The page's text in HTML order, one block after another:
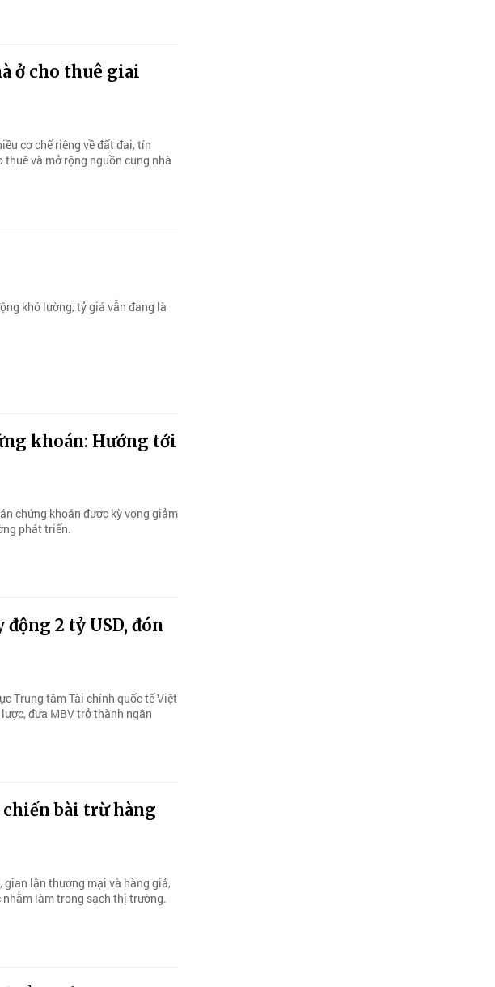
ở cho thuê giai
cơ chế riêng về đất đai, tín
và mở rộng nguồn cung nhà
khó lường, tỷ giá vẫn đang là
khoán: Hướng tới
chứng khoán được kỳ vọng giảm
phát triển.
2 tỷ USD, đón
Trung tâm Tài chính quốc tế Việt
đưa MBV trở thành ngân
chiến bài trừ hàng
gian lận thương mại và hàng giả,
làm trong sạch thị trường.